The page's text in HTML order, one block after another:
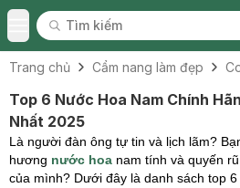
Toggle Menu
Tìm kiếm
Tìm kiếm
Trang chủ Cẩm nang làm đẹp
Top 6 Nước Hoa Nam Chính
Nhất 2025
Là người đàn ông tự tin và lịch lãm?
hương nước hoa nam tính và quyến
của mình? Dưới đây là danh sách top